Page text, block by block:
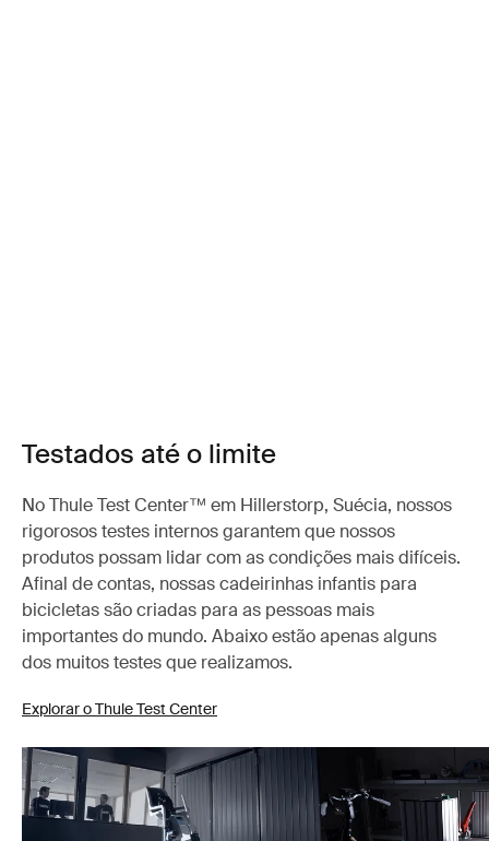
Testados até o limite
No Thule Test Center™ em Hillerstorp, Suécia, nossos
rigorosos testes internos garantem que nossos
produtos possam lidar com as condições mais difíceis.
Afinal de contas, nossas cadeirinhas infantis para
bicicletas são criadas para as pessoas mais
importantes do mundo. Abaixo estão apenas alguns
dos muitos testes que realizamos.
Explorar o Thule Test Center